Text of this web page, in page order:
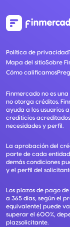
Política de privacidad
Mapa del sitioSobre
Cómo calificamos
Finmercado no es
no otorga créditos.
ayuda a los usuarios
crediticios
necesidades y perfil.
La aprobación del
parte de cada entidad
demás condiciones
y el perfil del
Los plazos de pago
a 365 días, según el
equivalente) puede
superar el 600%,
plazsolicitante.